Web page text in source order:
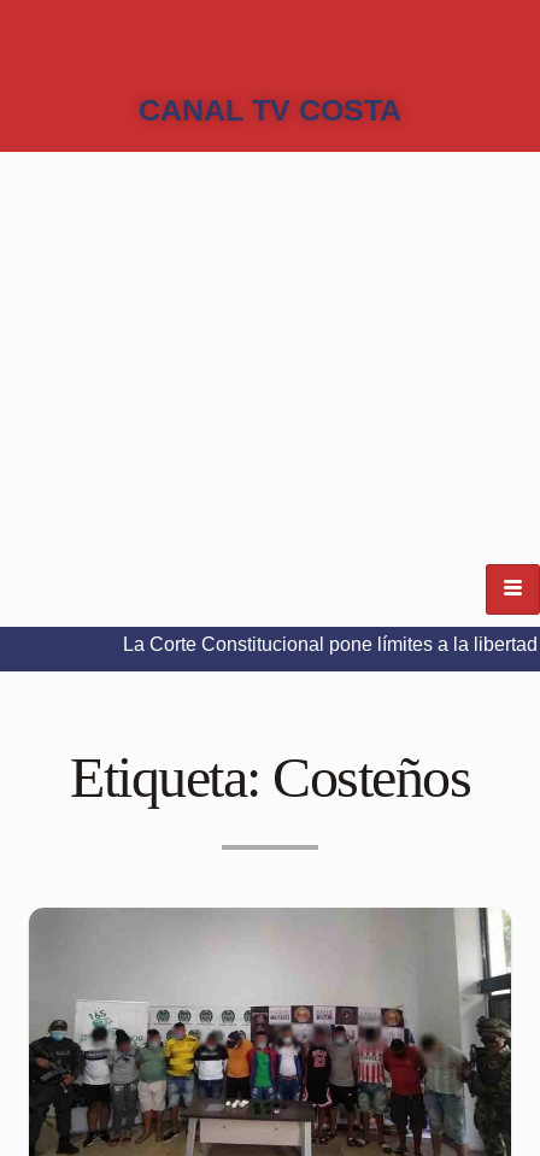
CANAL TV COSTA
La Corte Constitucional pone límites a la libertad de
Etiqueta: Costeños